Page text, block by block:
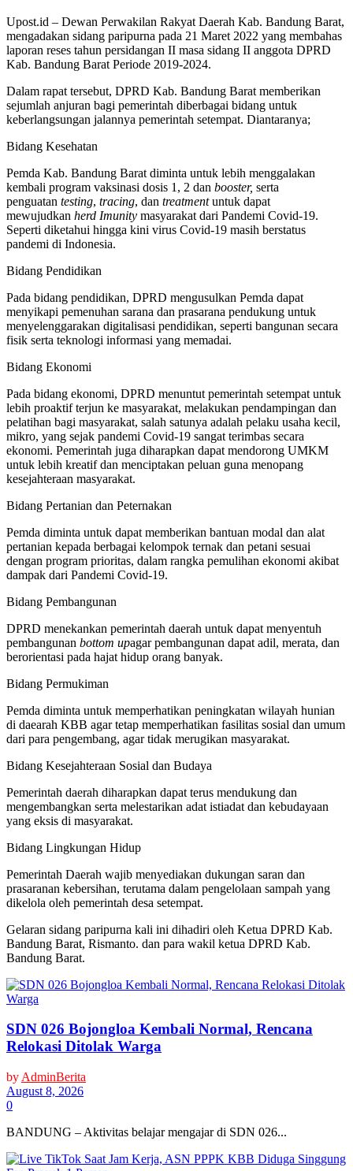
Upost.id – Dewan Perwakilan Rakyat Daerah Kab. Bandung Barat,
mengadakan sidang paripurna pada 21 Maret 2022 yang membahas
laporan reses tahun persidangan II masa sidang II anggota DPRD
Kab. Bandung Barat Periode 2019-2024.
Dalam rapat tersebut, DPRD Kab. Bandung Barat memberikan
sejumlah anjuran bagi pemerintah diberbagai bidang untuk
keberlangsungan jalannya pemerintah setempat. Diantaranya;
Bidang Kesehatan
Pemda Kab. Bandung Barat diminta untuk lebih menggalakan
kembali program vaksinasi dosis 1, 2 dan booster, serta
penguatan testing, tracing, dan treatmentuntuk dapat
mewujudkan herd Imunity masyarakat dari Pandemi Covid-19.
Seperti diketahui hingga kini virus Covid-19 masih berstatus
pandemi di Indonesia.
Bidang Pendidikan
Pada bidang pendidikan, DPRD mengusulkan Pemda dapat
menyikapi pemenuhan sarana dan prasarana pendukung untuk
menyelenggarakan digitalisasi pendidikan, seperti bangunan secara
fisik serta teknologi informasi yang memadai.
Bidang Ekonomi
Pada bidang ekonomi, DPRD menuntut pemerintah setempat untuk
lebih proaktif terjun ke masyarakat, melakukan pendampingan dan
pelatihan bagi masyarakat, salah satunya adalah pelaku usaha kecil,
mikro, yang sejak pandemi Covid-19 sangat terimbas secara
ekonomi. Pemerintah juga diharapkan dapat mendorong UMKM
untuk lebih kreatif dan menciptakan peluan guna menopang
kesejahteraan masyarakat.
Bidang Pertanian dan Peternakan
Pemda diminta untuk dapat memberikan bantuan modal dan alat
pertanian kepada berbagai kelompok ternak dan petani sesuai
dengan program prioritas, dalam rangka pemulihan ekonomi akibat
dampak dari Pandemi Covid-19.
Bidang Pembangunan
DPRD menekankan pemerintah daerah untuk dapat menyentuh
pembangunan bottom upagar pembangunan dapat adil, merata, dan
berorientasi pada hajat hidup orang banyak.
Bidang Permukiman
Pemda diminta untuk memperhatikan peningkatan wilayah hunian
di daearah KBB agar tetap memperhatikan fasilitas sosial dan umum
dari para pengembang, agar tidak merugikan masyarakat.
Bidang Kesejahteraan Sosial dan Budaya
Pemerintah daerah diharapkan dapat terus mendukung dan
mengembangkan serta melestarikan adat istiadat dan kebudayaan
yang eksis di masyarakat.
Bidang Lingkungan Hidup
Pemerintah Daerah wajib menyediakan dukungan saran dan
prasaranan kebersihan, terutama dalam pengelolaan sampah yang
dikelola oleh pemerintah desa setempat.
Gelaran sidang paripurna kali ini dihadiri oleh Ketua DPRD Kab.
Bandung Barat, Rismanto. dan para wakil ketua DPRD Kab.
Bandung Barat.
SDN 026 Bojongloa Kembali Normal, Rencana
Relokasi Ditolak Warga
by AdminBerita
August 8, 2026
0
BANDUNG – Aktivitas belajar mengajar di SDN 026...